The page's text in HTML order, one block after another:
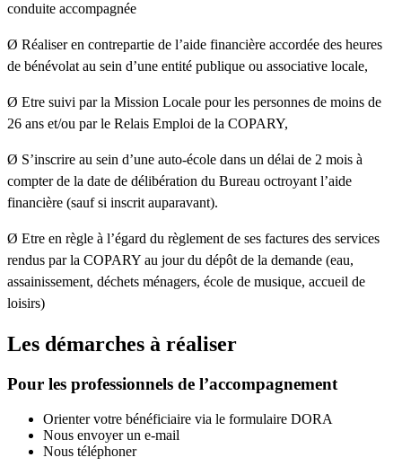
conduite accompagnée
Ø Réaliser en contrepartie de l’aide financière accordée des heures
de bénévolat au sein d’une entité publique ou associative locale,
Ø Etre suivi par la Mission Locale pour les personnes de moins de
26 ans et/ou par le Relais Emploi de la COPARY,
Ø S’inscrire au sein d’une auto-école dans un délai de 2 mois à
compter de la date de délibération du Bureau octroyant l’aide
financière (sauf si inscrit auparavant).
Ø Etre en règle à l’égard du règlement de ses factures des services
rendus par la COPARY au jour du dépôt de la demande (eau,
assainissement, déchets ménagers, école de musique, accueil de
loisirs)
Les démarches à réaliser
Pour les professionnels de l’accompagnement
Orienter votre bénéficiaire via le formulaire DORA
Nous envoyer un e-mail
Nous téléphoner